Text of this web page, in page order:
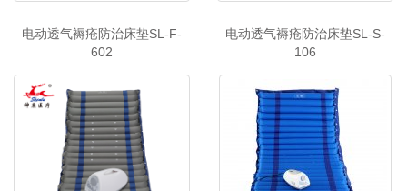
电动透气褥疮防治床垫SL-F-
602
电动透气褥疮防治床垫SL-S-
106